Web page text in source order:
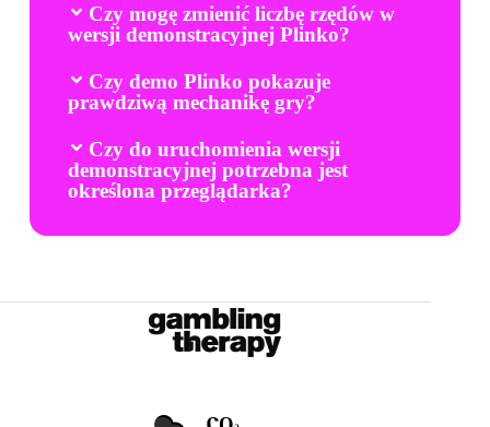
Czy mogę zmienić liczbę rzędów w
wersji demonstracyjnej Plinko?
Czy demo Plinko pokazuje
prawdziwą mechanikę gry?
Czy do uruchomienia wersji
demonstracyjnej potrzebna jest
określona przeglądarka?